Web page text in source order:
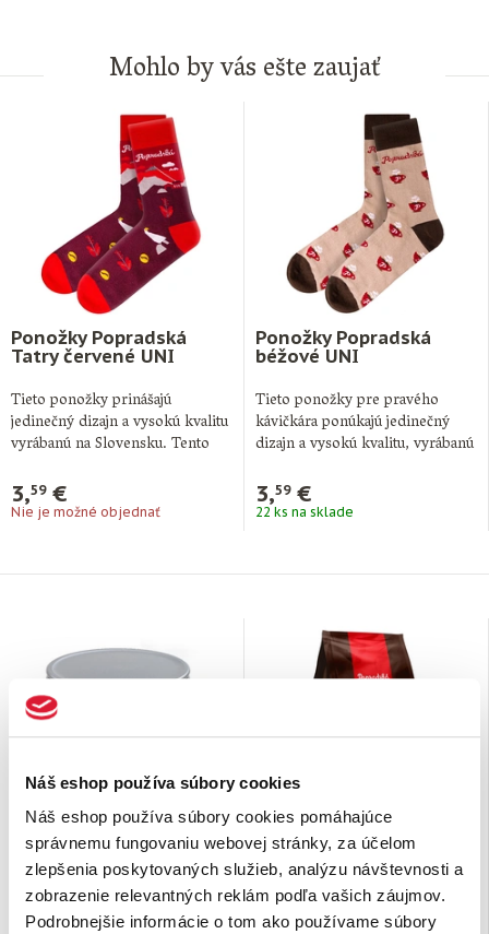
Náš eshop používa súbory cookies
Náš eshop používa súbory cookies pomáhajúce
správnemu fungovaniu webovej stránky, za účelom
zlepšenia poskytovaných služieb, analýzu návštevnosti a
zobrazenie relevantných reklám podľa vašich záujmov.
Podrobnejšie informácie o tom ako používame súbory
Mohlo by vás ešte zaujať
Ponožky Popradská
Tatry červené UNI
Tieto ponožky prinášajú
jedinečný dizajn a vysokú kvalitu
vyrábanú na Slovensku. Tento
3,59€
Nie je možné objednať
Ponožky Popradská
béžové UNI
Tieto ponožky pre pravého
kávičkára ponúkajú jedinečný
dizajn a vysokú kvalitu, vyrábanú
3,59€
22 ks na sklade
Dóza na kávu Coffee
Container „Antonio“
strieborná
Plastová okrúhla dóza s
Zrnková káva BARISTA
espresso 500 g
ObľúbenáBARISTA espresso